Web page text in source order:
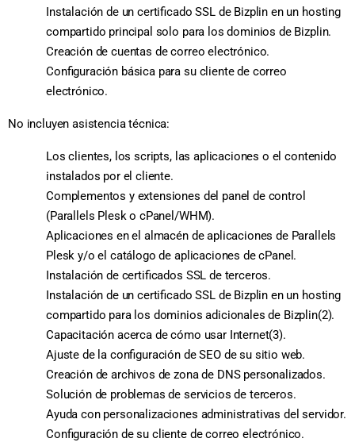
Instalación de un certificado SSL de Bizplin en un hosting
compartido principal solo para los dominios de Bizplin.
Creación de cuentas de correo electrónico.
Configuración básica para su cliente de correo
electrónico.
No incluyen asistencia técnica:
Los clientes, los scripts, las aplicaciones o el contenido
instalados por el cliente.
Complementos y extensiones del panel de control
(Parallels Plesk o cPanel/WHM).
Aplicaciones en el almacén de aplicaciones de Parallels
Plesk y/o el catálogo de aplicaciones de cPanel.
Instalación de certificados SSL de terceros.
Instalación de un certificado SSL de Bizplin en un hosting
compartido para los dominios adicionales de Bizplin(2).
Capacitación acerca de cómo usar Internet(3).
Ajuste de la configuración de SEO de su sitio web.
Creación de archivos de zona de DNS personalizados.
Solución de problemas de servicios de terceros.
Ayuda con personalizaciones administrativas del servidor.
Configuración de su cliente de correo electrónico.